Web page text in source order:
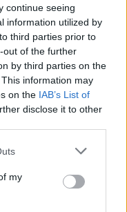
continue seeing
information utilized by
third parties prior to
out of the further
by third parties on the
information may
on the IAB’s List of
disclose it to other
one or more Google
You may click to
third-party tags to
in below Google
my
Besko
oficjalny wynik
jest tutaj: Krosno > Klasa
składy wyjściowe,
źródeł.
Przełom Besko - zaglądaj
informacje o terminach
klubowych